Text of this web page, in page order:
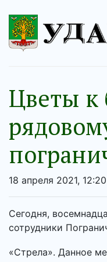
Цветы к
18 апреля 2021, 12:20
Сегодня,
сотрудники
«Стрела». Данное